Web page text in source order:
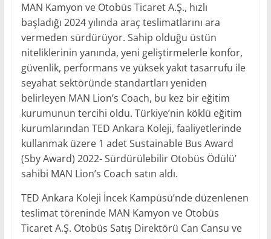
MAN Kamyon ve Otobüs Ticaret A.Ş., hızlı
başladığı 2024 yılında araç teslimatlarını ara
vermeden sürdürüyor. Sahip olduğu üstün
niteliklerinin yanında, yeni geliştirmelerle konfor,
güvenlik, performans ve yüksek yakıt tasarrufu ile
seyahat sektöründe standartları yeniden
belirleyen MAN Lion’s Coach, bu kez bir eğitim
kurumunun tercihi oldu. Türkiye’nin köklü eğitim
kurumlarından TED Ankara Koleji, faaliyetlerinde
kullanmak üzere 1 adet Sustainable Bus Award
(Sby Award) 2022- Sürdürülebilir Otobüs Ödülü’
sahibi MAN Lion’s Coach satın aldı.
TED Ankara Koleji İncek Kampüsü’nde düzenlenen
teslimat töreninde MAN Kamyon ve Otobüs
Ticaret A.Ş. Otobüs Satış Direktörü Can Cansu ve